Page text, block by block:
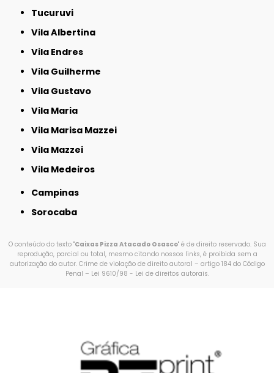
Tucuruvi
Vila Albertina
Vila Endres
Vila Guilherme
Vila Gustavo
Vila Maria
Vila Marisa Mazzei
Vila Mazzei
Vila Medeiros
Campinas
Sorocaba
O conteúdo do texto "Caixas Pizza Atacado Osasco" é de direito reservado. Sua
reprodução, parcial ou total, mesmo citando nossos links, é proibida sem a
autorização do autor. Crime de violação de direito autoral – artigo 184 do Código
Penal – Lei 9610/98 - Lei de direitos autorais.